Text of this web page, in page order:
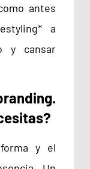
antes
a
y cansar
y el